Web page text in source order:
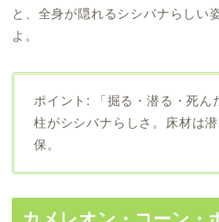
と、全身が隠れるシシバナらしい
よ。
ポイント: 「掘る・潜る・死ん
柱がシシバナらしさ。床材は
保。